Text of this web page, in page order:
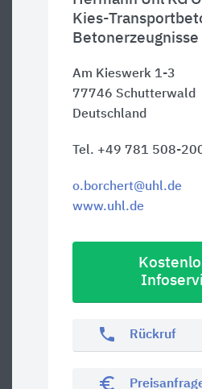
Kies-
Betonerzeugnisse
Am Kieswerk 1-3
77746 Schutterwald
Deutschland
Tel. +49 781 508-
o.borchert@uhl.de
www.uhl.de
phone Rückruf
euro_symbol